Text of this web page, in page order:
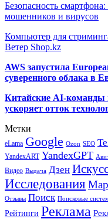
Безопасность
мошенников и вирусов
Компьютер для
Ветер Shop.kz
AWS запустила
суверенного облака в
Китайские AI-команды
ускоряет отток
Метки
eLama Google Ozon SEO
YandexART YandexGPT
Видео Выдача Дзен
Исследования
Отзывы Поиск Поисковые
Рейтинги Реклама